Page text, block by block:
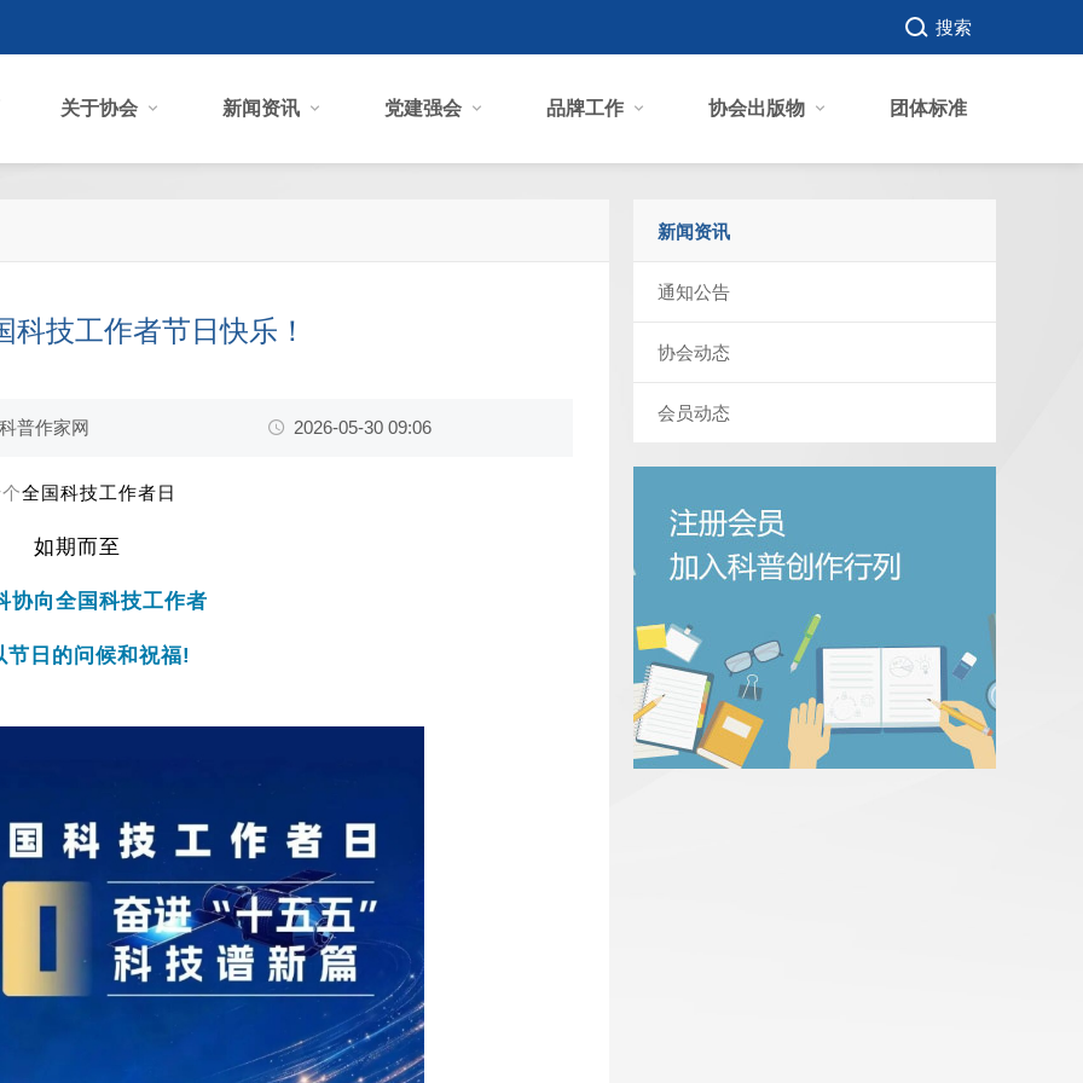
搜索
关于协会 新闻资讯 党建强会 品牌工作 协会出版物 团体标准
新闻资讯
通知公告
协会动态
会员动态
科技工作者节日快乐！
普作家网 2026-05-30 09:06
全国科技工作者日
如期而至
协向全国科技工作者
节日的问候和祝福!